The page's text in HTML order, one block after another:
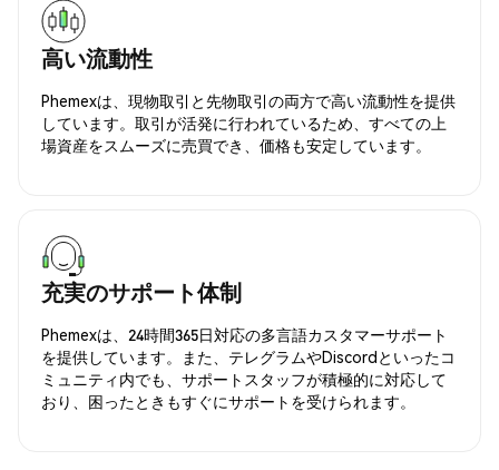
高い流動性
Phemexは、現物取引と先物取引の両方で高い流動性を提供
しています。取引が活発に行われているため、すべての上
場資産をスムーズに売買でき、価格も安定しています。
充実のサポート体制
Phemexは、24時間365日対応の多言語カスタマーサポート
を提供しています。また、テレグラムやDiscordといったコ
ミュニティ内でも、サポートスタッフが積極的に対応して
おり、困ったときもすぐにサポートを受けられます。